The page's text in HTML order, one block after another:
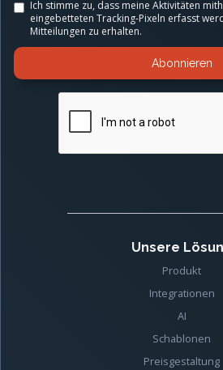
Ich stimme zu, dass meine Aktivitäten
eingebetteten Tracking-Pixeln erfasst
Mitteilungen zu erhalten.
Unsere
Produkt
Integrationen
AI
Schablonen
Preisgestaltung